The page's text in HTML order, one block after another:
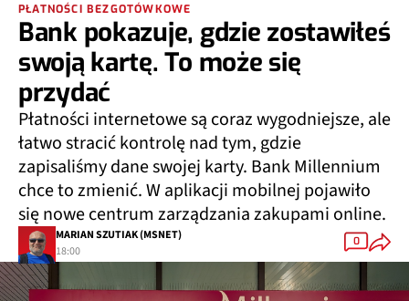
PŁATNOŚCI BEZGOTÓWKOWE
Bank pokazuje, gdzie zostawiłeś
swoją kartę. To może się
przydać
Płatności internetowe są coraz wygodniejsze, ale
łatwo stracić kontrolę nad tym, gdzie
zapisaliśmy dane swojej karty. Bank Millennium
chce to zmienić. W aplikacji mobilnej pojawiło
się nowe centrum zarządzania zakupami online.
MARIAN SZUTIAK (MSNET)
18:00
0